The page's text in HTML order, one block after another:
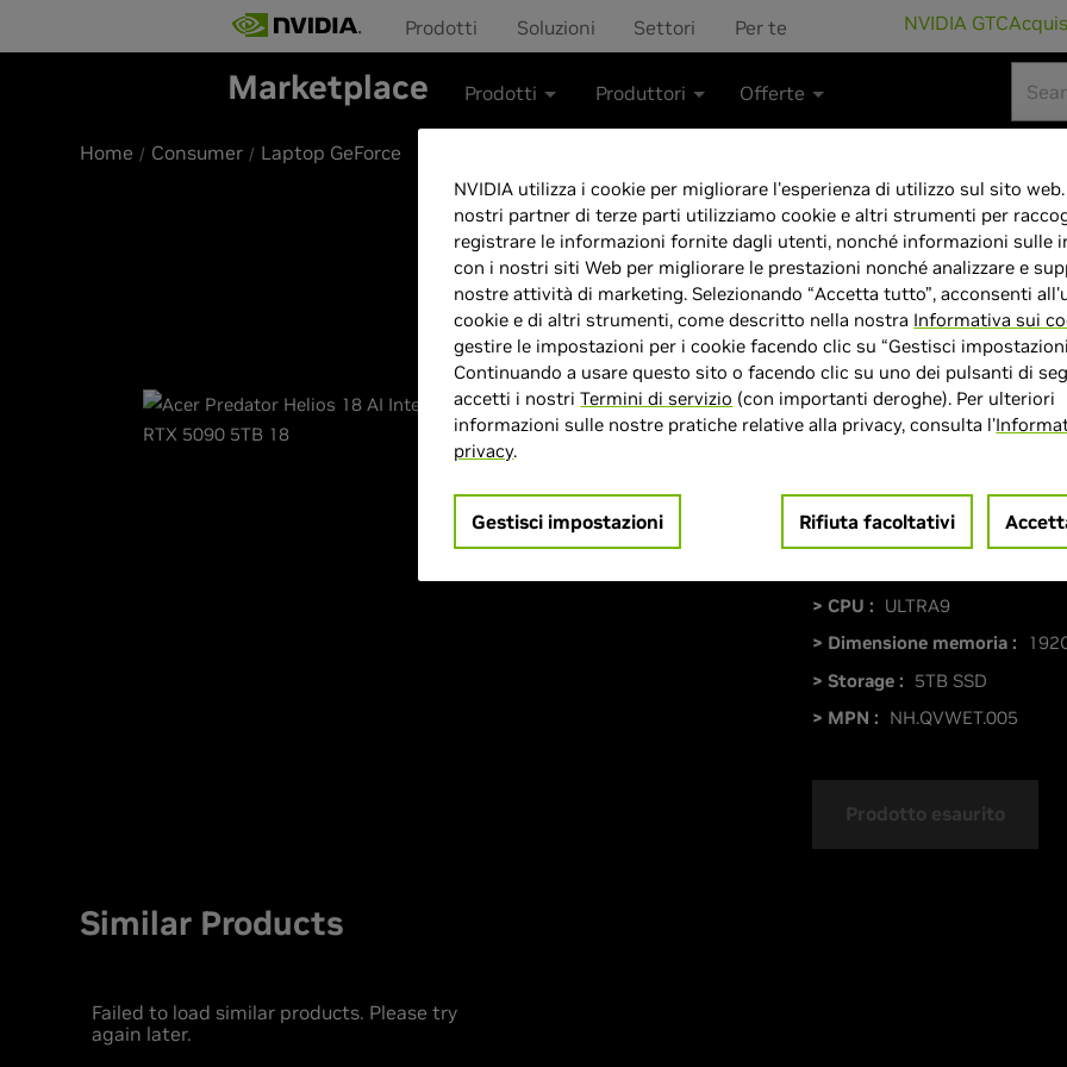
Prodotti Soluzioni Settori Per te NVIDIA GTC
Marketplace Prodotti Produttori Offerte
Home Consumer Laptop GeForce
Acer Predator
9 275HX
18"MiniLED
> Display : 18POLLICI"|
> CPU : ULTRA9
> Dimensione memoria :
> Storage : 5TB SSD
> MPN : NH.QVWET.005
Prodotto esaurito
Similar Products
Failed to load similar products. Please try
again later.
NVIDIA utilizza i cookie per migliorare l'esperienza di utilizzo sul sito
nostri partner di terze parti utilizziamo cookie e altri strumenti per
registrare le informazioni fornite dagli utenti, nonché informazioni sulle
con i nostri siti Web per migliorare le prestazioni nonché analizzare e
nostre attività di marketing. Selezionando “Accetta tutto”, acconsenti
cookie e di altri strumenti, come descritto nella nostra Informativa sui
gestire le impostazioni per i cookie facendo clic su “Gestisci
Continuando a usare questo sito o facendo clic su uno dei pulsanti di
accetti i nostriTermini di servizio (con importanti deroghe). Per ulteriori
informazioni sulle nostre pratiche relative alla privacy, consulta l'
privacy.
Gestisci impostazioni Rifiuta facoltativi